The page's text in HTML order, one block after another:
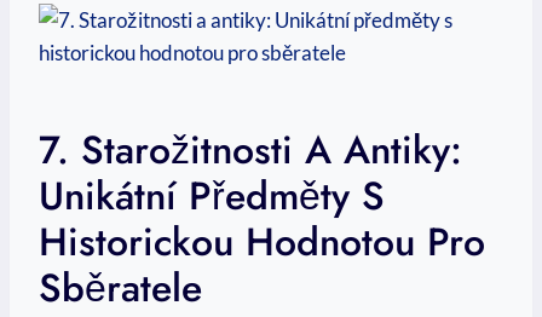
7. Starožitnosti A Antiky:
Unikátní Předměty S
Historickou Hodnotou Pro
Sběratele